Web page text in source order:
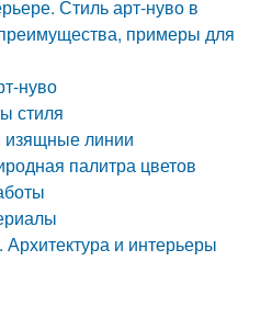
Стиль арт-нуво в
примеры для
нуво
стиля
линии
палитра цветов
Архитектура и интерьеры